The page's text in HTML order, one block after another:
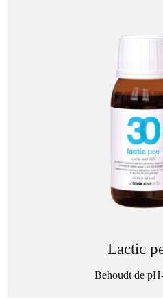
Lactic
Behoudt de